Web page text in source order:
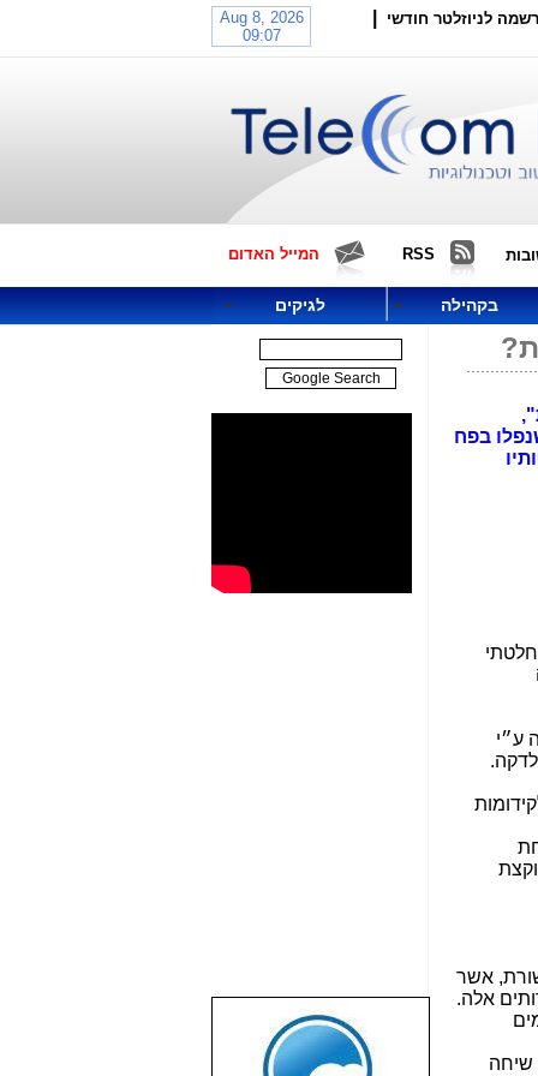
לניוזלטר חודשי
RSS המייל האדום
בקהילה לגיקים
בפח
באתר המיסטיקנים 901 כנראה ע״י
שעות, שבהן נגבה ממני תעריף של 12.9 ש״ח לדקה.
הוגבלו לקידומות
לקחת
משרד התקשורת, אשר
אלה.
לתעריף שיחה
שבוע טוב לכל
הגולשים באשר